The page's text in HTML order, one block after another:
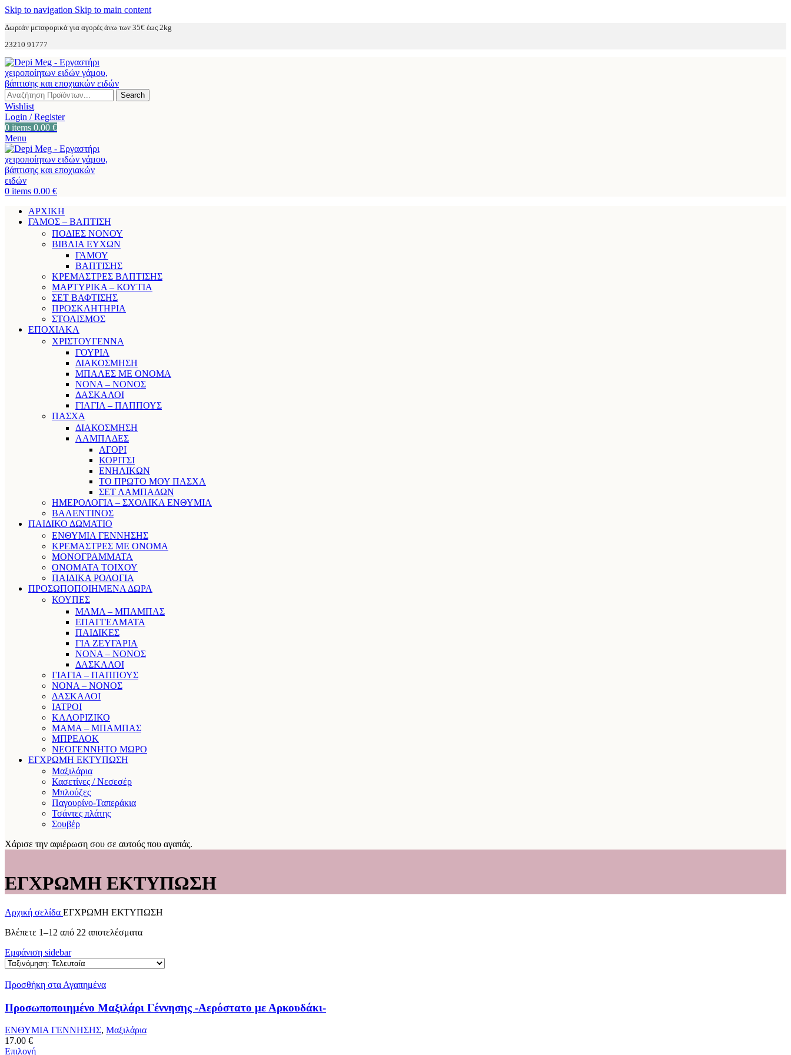
Skip to navigation Skip to main content
Δωρεάν μεταφορικά για αγορές άνω των 35€ έως 2kg
23210 91777
Search
Wishlist
Login / Register
0 items 0.00 €
Menu
0 items 0.00 €
ΑΡΧΙΚΗ
ΓΑΜΟΣ – ΒΑΠΤΙΣΗ
ΠΟΔΙΕΣ ΝΟΝΟΥ
ΒΙΒΛΙΑ ΕΥΧΩΝ
ΓΑΜΟΥ
ΒΑΠΤΙΣΗΣ
ΚΡΕΜΑΣΤΡΕΣ ΒΑΠΤΙΣΗΣ
ΜΑΡΤΥΡΙΚΑ – ΚΟΥΤΙΑ
ΣΕΤ ΒΑΦΤΙΣΗΣ
ΠΡΟΣΚΛΗΤΗΡΙΑ
ΣΤΟΛΙΣΜΟΣ
ΕΠΟΧΙΑΚΑ
ΧΡΙΣΤΟΥΓΕΝΝΑ
ΓΟΥΡΙΑ
ΔΙΑΚΟΣΜΗΣΗ
ΜΠΑΛΕΣ ΜΕ ΟΝΟΜΑ
ΝΟΝΑ – ΝΟΝΟΣ
ΔΑΣΚΑΛΟΙ
ΓΙΑΓΙΑ – ΠΑΠΠΟΥΣ
ΠΑΣΧΑ
ΔΙΑΚΟΣΜΗΣΗ
ΛΑΜΠΑΔΕΣ
ΑΓΟΡΙ
ΚΟΡΙΤΣΙ
ΕΝΗΛΙΚΩΝ
ΤΟ ΠΡΩΤΟ ΜΟΥ ΠΑΣΧΑ
ΣΕΤ ΛΑΜΠΑΔΩΝ
ΗΜΕΡΟΛΟΓΙΑ – ΣΧΟΛΙΚΑ ΕΝΘΥΜΙΑ
ΒΑΛΕΝΤΙΝΟΣ
ΠΑΙΔΙΚΟ ΔΩΜΑΤΙΟ
ΕΝΘΥΜΙΑ ΓΕΝΝΗΣΗΣ
ΚΡΕΜΑΣΤΡΕΣ ΜΕ ΟΝΟΜΑ
ΜΟΝΟΓΡΑΜΜΑΤΑ
ΟΝΟΜΑΤΑ ΤΟΙΧΟΥ
ΠΑΙΔΙΚΑ ΡΟΛΟΓΙΑ
ΠΡΟΣΩΠΟΠΟΙΗΜΕΝΑ ΔΩΡΑ
ΚΟΥΠΕΣ
ΜΑΜΑ – ΜΠΑΜΠΑΣ
ΕΠΑΓΓΕΛΜΑΤΑ
ΠΑΙΔΙΚΕΣ
ΓΙΑ ΖΕΥΓΑΡΙΑ
ΝΟΝΑ – ΝΟΝΟΣ
ΔΑΣΚΑΛΟΙ
ΓΙΑΓΙΑ – ΠΑΠΠΟΥΣ
ΝΟΝΑ – ΝΟΝΟΣ
ΔΑΣΚΑΛΟΙ
ΙΑΤΡΟΙ
ΚΑΛΟΡΙΖΙΚΟ
ΜΑΜΑ – ΜΠΑΜΠΑΣ
ΜΠΡΕΛΟΚ
ΝΕΟΓΕΝΝΗΤΟ ΜΩΡΟ
ΕΓΧΡΩΜΗ ΕΚΤΥΠΩΣΗ
Μαξιλάρια
Κασετίνες / Νεσεσέρ
Μπλούζες
Παγουρίνο-Ταπεράκια
Τσάντες πλάτης
Σουβέρ
Χάρισε την αφιέρωση σου σε αυτούς που αγαπάς.
ΕΓΧΡΩΜΗ ΕΚΤΥΠΩΣΗ
Αρχική σελίδα ΕΓΧΡΩΜΗ ΕΚΤΥΠΩΣΗ
Βλέπετε 1–12 από 22 αποτελέσματαSorted
Εμφάνιση sidebar
Προσθήκη στα Αγαπημένα
Προσωποποιημένο Μαξιλάρι Γέννησης -Αερόστατο με Αρκουδάκι-
ΕΝΘΥΜΙΑ ΓΕΝΝΗΣΗΣ, Μαξιλάρια
17.00 €
Επιλογή